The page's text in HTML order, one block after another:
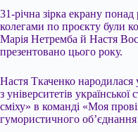
31-річна зірка екрану
колегами по проєкту були
Марія Нетремба й Настя
презентовано цього року.
Настя Ткаченко народилася
з університетів
сміху» в команді «Моя
гумористичного